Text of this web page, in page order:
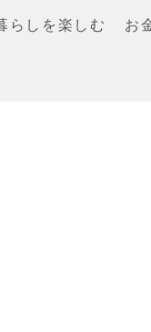
らしを楽しむ お